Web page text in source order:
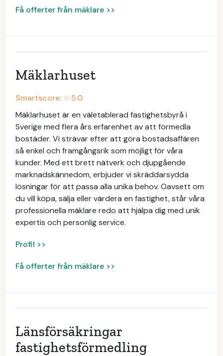
Få offerter från mäklare >>
Mäklarhuset
Smartscore: ☆5.0
Mäklarhuset är en väletablerad fastighetsbyrå i
Sverige med flera års erfarenhet av att förmedla
bostäder. Vi strävar efter att göra bostadsaffären
så enkel och framgångsrik som möjligt för våra
kunder. Med ett brett nätverk och djupgående
marknadskännedom, erbjuder vi skräddarsydda
lösningar för att passa alla unika behov. Oavsett om
du vill köpa, sälja eller värdera en fastighet, står våra
professionella mäklare redo att hjälpa dig med unik
expertis och personlig service.
Profil >>
Få offerter från mäklare >>
Länsförsäkringar
fastighetsförmedling